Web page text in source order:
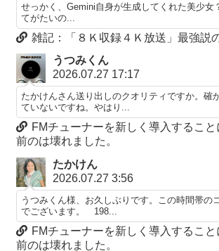
せっかく、Gemini自身が生成してくれた美少女
てがたいの...
雑記：「８Ｋ収録４Ｋ放送」最強説
うつみくん
2026.07.27 17:17
たかけんさん送り出しのクオリティですか。確
ていないですね。やはり...
FMチューナーを新しく導入すること
前のは壊れました。
たかけん
2026.07.27 3:56
うつみくん様、お久しぶりです。この時間帯の
でございます。 198...
FMチューナーを新しく導入すること
前のは壊れました。